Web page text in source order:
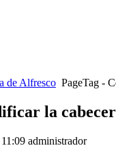
de Alfresco PageTag -
la
administrador